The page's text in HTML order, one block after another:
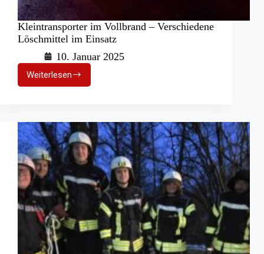
Kleintransporter im Vollbrand – Verschiedene
Löschmittel im Einsatz
10. Januar 2025
WeiterlesenKleintransporter
im
Verschiedene
Löschmittel
im
Einsatz